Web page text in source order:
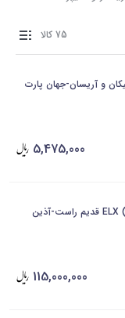
75 کالا
و آریسان-جهان پارت
5,475,000
کالیپر چرخ عقب دیسکی(38) ELX قدیم راست-آذین
115,000,000